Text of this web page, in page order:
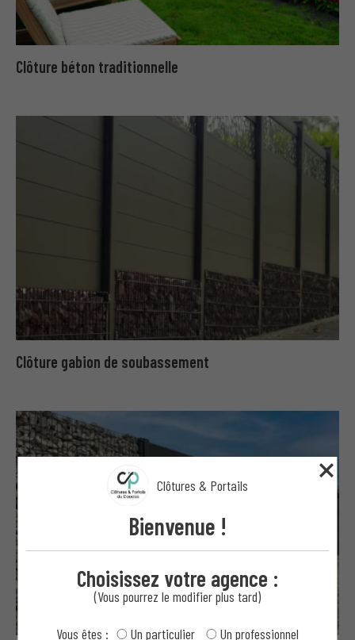
Clôture béton traditionnelle
Clôture gabion de soubassement
Clôtures & Portails
Bienvenue !
Choisissez votre agence :
(Vous pourrez le modifier plus tard)
Vous êtes : Un particulier Un professionnel